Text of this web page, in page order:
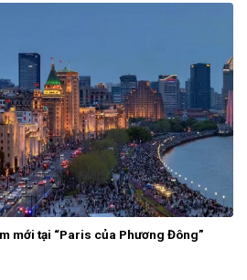
mới tại “Paris của Phương Đông”